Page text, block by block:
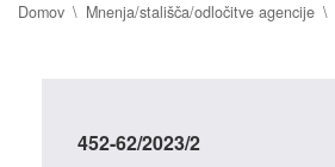
Domov Mnenja/stališča/odločitve agencije
452-62/2023/2